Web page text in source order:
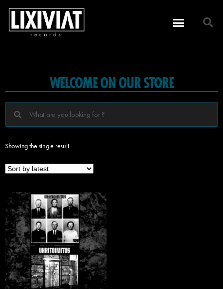
WELCOME ON OUR STORE
Showing the single result